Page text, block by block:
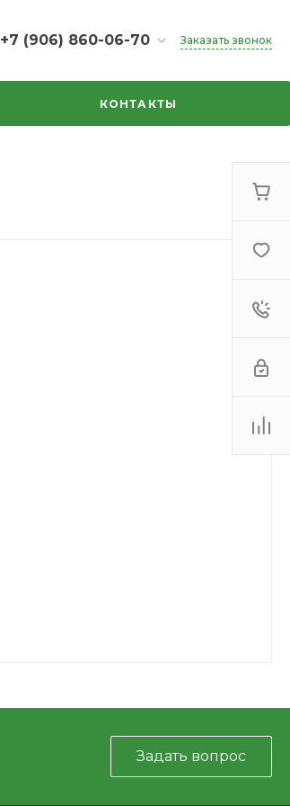
+7 (906) 860-06-70
+7 (906) 860-06-70
г. Челябинск, ТК Кольцо,
секция 35
Заказать звонок
КОНТАКТЫ
Задать вопрос